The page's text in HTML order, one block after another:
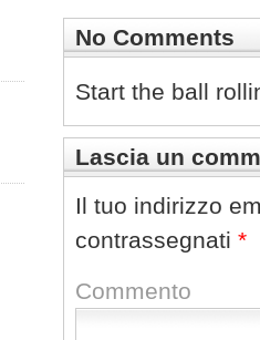
No Comments
Start the ball
Lascia un
Il tuo indirizzo
contrassegnati *
Commento